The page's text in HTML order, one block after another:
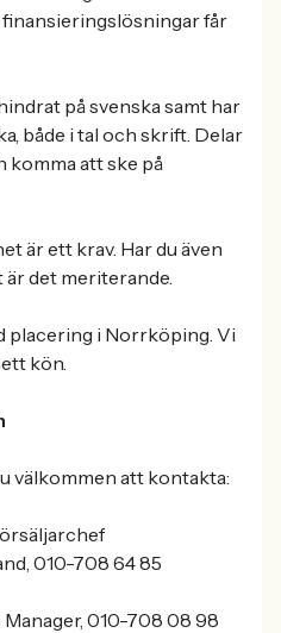
får
på svenska samt har
både i tal och skrift. Delar
komma att ske på
är ett krav. Har du även
det meriterande.
placering i Norrköping. Vi
kön.
välkommen att kontakta:
010-708 64 85
010-708 08 98